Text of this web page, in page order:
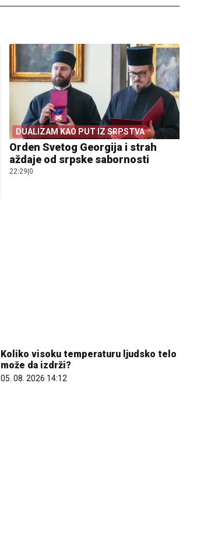
DUALIZAM KAO PUT IZ SRPSTVA
Orden Svetog Georgija i strah
aždaje od srpske sabornosti
22:29 0
Koliko visoku temperaturu ljudsko telo
može da izdrži?
05. 08. 2026 14:12